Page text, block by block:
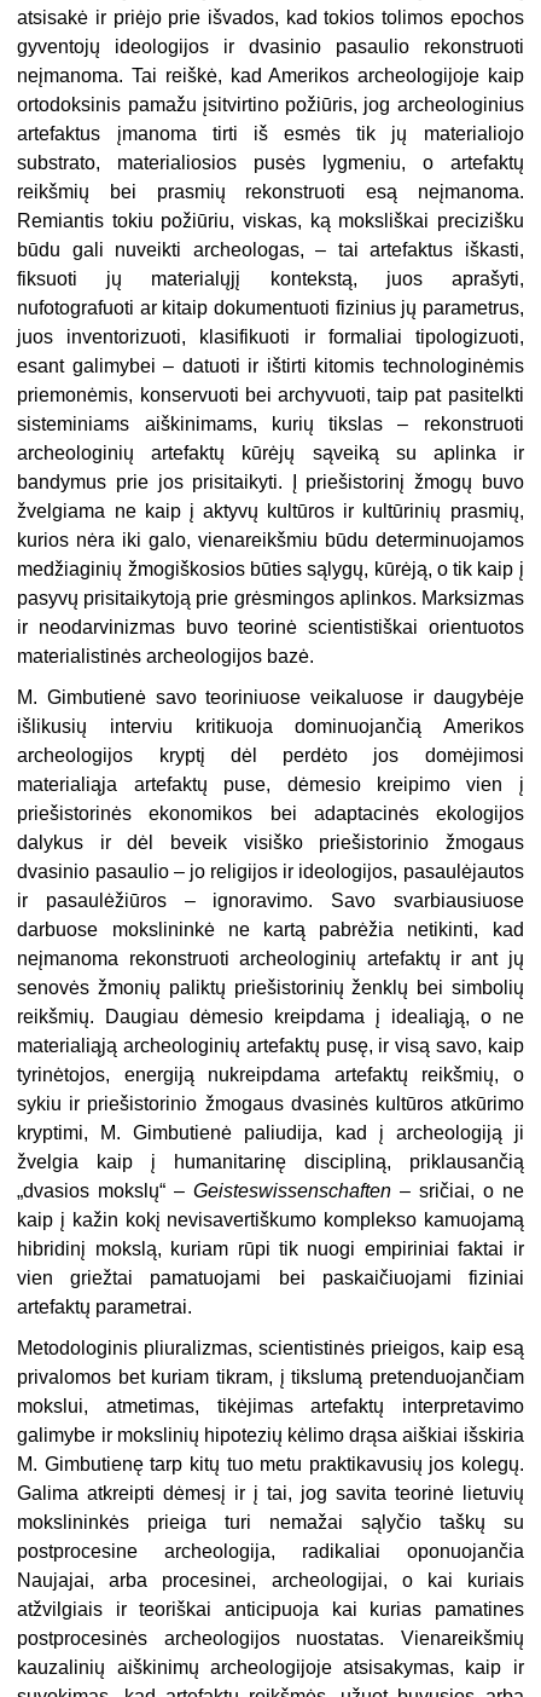
atsisakė ir priėjo prie išvados, kad tokios tolimos epochos
gyventojų ideologijos ir dvasinio pasaulio rekonstruoti
neįmanoma. Tai reiškė, kad Amerikos archeologijoje kaip
ortodoksinis pamažu įsitvirtino požiūris, jog archeologinius
artefaktus įmanoma tirti iš esmės tik jų materialiojo
substrato, materialiosios pusės lygmeniu, o artefaktų
reikšmių bei prasmių rekonstruoti esą neįmanoma.
Remiantis tokiu požiūriu, viskas, ką moksliškai precizišku
būdu gali nuveikti archeologas, – tai artefaktus iškasti,
fiksuoti jų materialųjį kontekstą, juos aprašyti,
nufotografuoti ar kitaip dokumentuoti fizinius jų parametrus,
juos inventorizuoti, klasifikuoti ir formaliai tipologizuoti,
esant galimybei – datuoti ir ištirti kitomis technologinėmis
priemonėmis, konservuoti bei archyvuoti, taip pat pasitelkti
sisteminiams aiškinimams, kurių tikslas – rekonstruoti
archeologinių artefaktų kūrėjų sąveiką su aplinka ir
bandymus prie jos prisitaikyti. Į priešistorinį žmogų buvo
žvelgiama ne kaip į aktyvų kultūros ir kultūrinių prasmių,
kurios nėra iki galo, vienareikšmiu būdu determinuojamos
medžiaginių žmogiškosios būties sąlygų, kūrėją, o tik kaip į
pasyvų prisitaikytoją prie grėsmingos aplinkos. Marksizmas
ir neodarvinizmas buvo teorinė scientistiškai orientuotos
materialistinės archeologijos bazė.
M. Gimbutienė savo teoriniuose veikaluose ir daugybėje
išlikusių interviu kritikuoja dominuojančią Amerikos
archeologijos kryptį dėl perdėto jos domėjimosi
materialiąja artefaktų puse, dėmesio kreipimo vien į
priešistorinės ekonomikos bei adaptacinės ekologijos
dalykus ir dėl beveik visiško priešistorinio žmogaus
dvasinio pasaulio – jo religijos ir ideologijos, pasaulėjautos
ir pasaulėžiūros – ignoravimo. Savo svarbiausiuose
darbuose mokslininkė ne kartą pabrėžia netikinti, kad
neįmanoma rekonstruoti archeologinių artefaktų ir ant jų
senovės žmonių paliktų priešistorinių ženklų bei simbolių
reikšmių. Daugiau dėmesio kreipdama į idealiąją, o ne
materialiąją archeologinių artefaktų pusę, ir visą savo, kaip
tyrinėtojos, energiją nukreipdama artefaktų reikšmių, o
sykiu ir priešistorinio žmogaus dvasinės kultūros atkūrimo
kryptimi, M. Gimbutienė paliudija, kad į archeologiją ji
žvelgia kaip į humanitarinę discipliną, priklausančią
„dvasios mokslų“ –Geisteswissenschaften – sričiai, o ne
kaip į kažin kokį nevisavertiškumo komplekso kamuojamą
hibridinį mokslą, kuriam rūpi tik nuogi empiriniai faktai ir
vien griežtai pamatuojami bei paskaičiuojami fiziniai
artefaktų parametrai.
Metodologinis pliuralizmas, scientistinės prieigos, kaip esą
privalomos bet kuriam tikram, į tikslumą pretenduojančiam
mokslui, atmetimas, tikėjimas artefaktų interpretavimo
galimybe ir mokslinių hipotezių kėlimo drąsa aiškiai išskiria
M. Gimbutienę tarp kitų tuo metu praktikavusių jos kolegų.
Galima atkreipti dėmesį ir į tai, jog savita teorinė lietuvių
mokslininkės prieiga turi nemažai sąlyčio taškų su
postprocesine archeologija, radikaliai oponuojančia
Naujajai, arba procesinei, archeologijai, o kai kuriais
atžvilgiais ir teoriškai anticipuoja kai kurias pamatines
postprocesinės archeologijos nuostatas. Vienareikšmių
kauzalinių aiškinimų archeologijoje atsisakymas, kaip ir